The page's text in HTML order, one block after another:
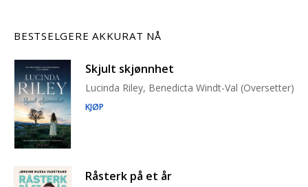
BESTSELGERE AKKURAT NÅ
Skjult skjønnhet
Lucinda Riley, Benedicta Windt-Val (Oversetter)
KJØP
Råsterk på et år